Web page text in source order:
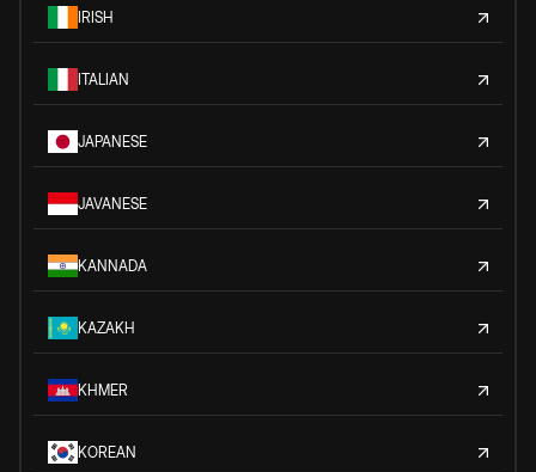
IRISH
ITALIAN
JAPANESE
JAVANESE
KANNADA
KAZAKH
KHMER
KOREAN